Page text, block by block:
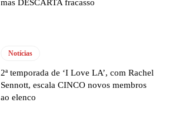
mas DESCARTA fracasso
Notícias
2ª temporada de ‘I Love LA’, com Rachel
Sennott, escala CINCO novos membros
ao elenco